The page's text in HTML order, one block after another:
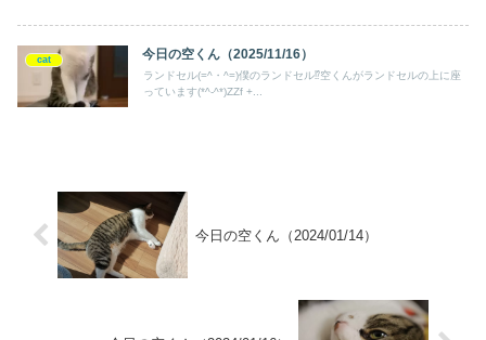
cat 今日の空くん（2025/11/16）
ランドセル(=^・^=)僕のランドセル⁉空くんがランドセルの上に座
っています(*^-^*)ZZf +...
今日の空くん（2024/01/14）